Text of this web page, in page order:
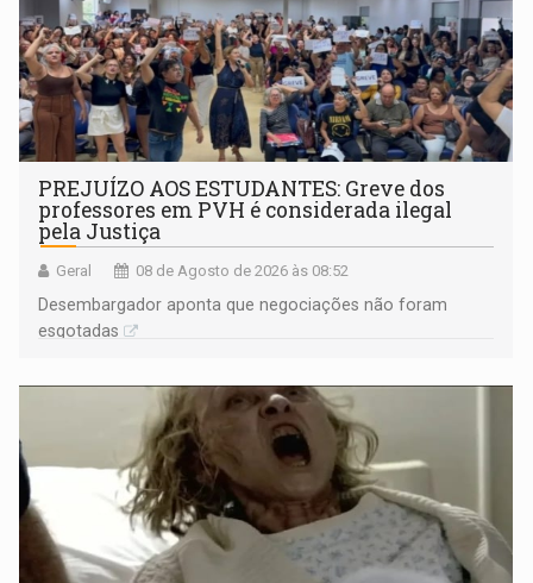
PREJUÍZO AOS ESTUDANTES: Greve dos
professores em PVH é considerada ilegal
pela Justiça
Geral 08 de Agosto de 2026 às 08:52
Desembargador aponta que negociações não foram
esgotadas